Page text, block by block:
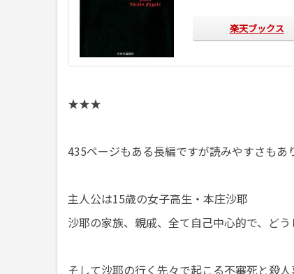
楽天ブックス
★★★
435ページもある長編ですが読みやすさもあ
主人公は15歳の女子高生・本庄沙耶
沙耶の家族、親戚、全て自己中心的で、どう
そして沙耶の行く先々で起こる不審死と殺